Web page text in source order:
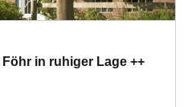
in ruhiger Lage ++